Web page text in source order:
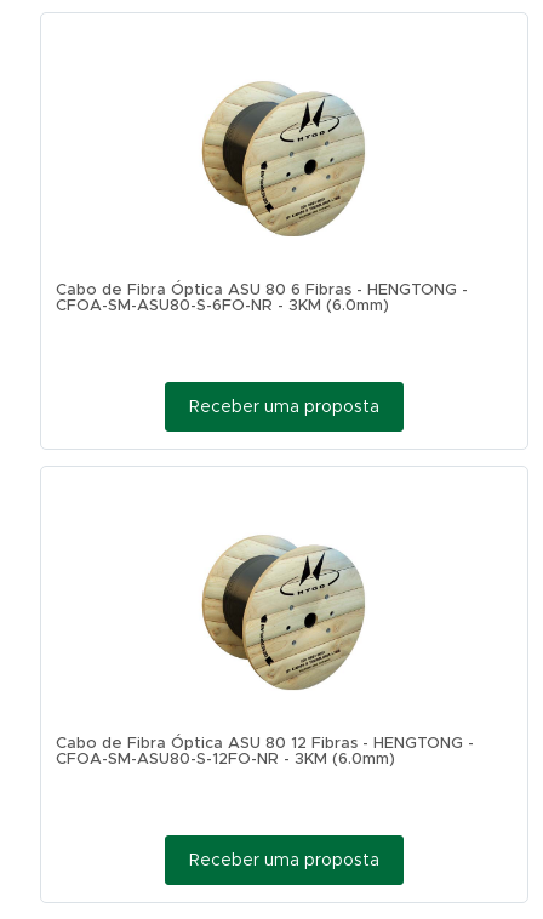
Cabo de Fibra Óptica ASU 80 6 Fibras - HENGTONG -
CFOA-SM-ASU80-S-6FO-NR - 3KM (6.0mm)
Receber uma proposta
Cabo de Fibra Óptica ASU 80 12 Fibras - HENGTONG -
CFOA-SM-ASU80-S-12FO-NR - 3KM (6.0mm)
Receber uma proposta